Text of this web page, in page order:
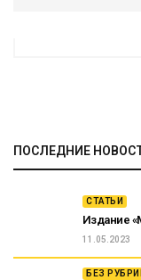
ПОСЛЕДНИЕ
СТАТЬИ
Издание
11.05.2023
БЕЗ